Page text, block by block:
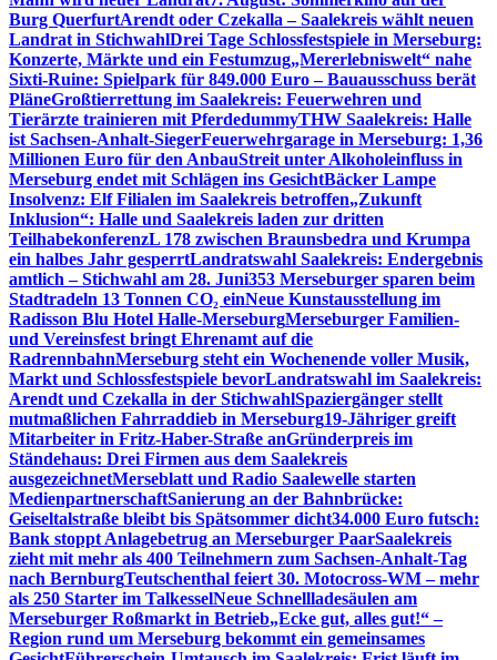
Burg QuerfurtArendt oder Czekalla – Saalekreis wählt neuen
Landrat in StichwahlDrei Tage Schlossfestspiele in Merseburg:
Konzerte, Märkte und ein Festumzug„Mererlebniswelt“ nahe
Sixti-Ruine: Spielpark für 849.000 Euro – Bauausschuss berät
PläneGroßtierrettung im Saalekreis: Feuerwehren und
Tierärzte trainieren mit PferdedummyTHW Saalekreis: Halle
ist Sachsen-Anhalt-SiegerFeuerwehrgarage in Merseburg: 1,36
Millionen Euro für den AnbauStreit unter Alkoholeinfluss in
Merseburg endet mit Schlägen ins GesichtBäcker Lampe
Insolvenz: Elf Filialen im Saalekreis betroffen„Zukunft
Inklusion“: Halle und Saalekreis laden zur dritten
TeilhabekonferenzL 178 zwischen Braunsbedra und Krumpa
ein halbes Jahr gesperrtLandratswahl Saalekreis: Endergebnis
amtlich – Stichwahl am 28. Juni353 Merseburger sparen beim
Stadtradeln 13 Tonnen CO₂ einNeue Kunstausstellung im
Radisson Blu Hotel Halle-MerseburgMerseburger Familien-
und Vereinsfest bringt Ehrenamt auf die
RadrennbahnMerseburg steht ein Wochenende voller Musik,
Markt und Schlossfestspiele bevorLandratswahl im Saalekreis:
Arendt und Czekalla in der StichwahlSpaziergänger stellt
mutmaßlichen Fahrraddieb in Merseburg19-Jähriger greift
Mitarbeiter in Fritz-Haber-Straße anGründerpreis im
Ständehaus: Drei Firmen aus dem Saalekreis
ausgezeichnetMerseblatt und Radio Saalewelle starten
MedienpartnerschaftSanierung an der Bahnbrücke:
Geiseltalstraße bleibt bis Spätsommer dicht34.000 Euro futsch:
Bank stoppt Anlagebetrug an Merseburger PaarSaalekreis
zieht mit mehr als 400 Teilnehmern zum Sachsen-Anhalt-Tag
nach BernburgTeutschenthal feiert 30. Motocross-WM – mehr
als 250 Starter im TalkesselNeue Schnellladesäulen am
Merseburger Roßmarkt in Betrieb„Ecke gut, alles gut!“ –
Region rund um Merseburg bekommt ein gemeinsames